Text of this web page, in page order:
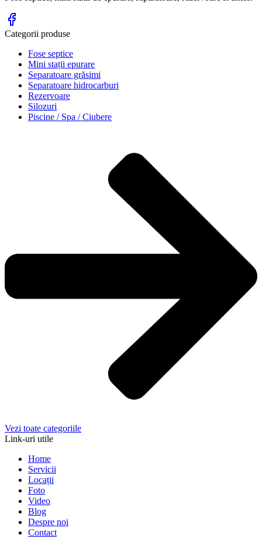
Categorii produse
Fose septice
Mini stații epurare
Separatoare grăsimi
Separatoare hidrocarburi
Rezervoare
Silozuri
Piscine / Spa / Ciubere
Vezi toate categoriile
Link-uri utile
Home
Servicii
Locații
Foto
Video
Blog
Despre noi
Contact